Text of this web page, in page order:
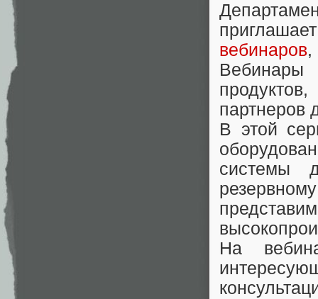
вебинаров,
партнеров
В этой
системы
На